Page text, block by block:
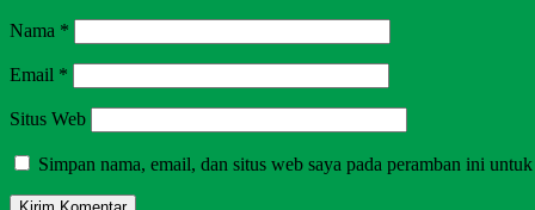
Nama *
Email *
Situs Web
Simpan nama, email, dan situs web saya pada peramban ini